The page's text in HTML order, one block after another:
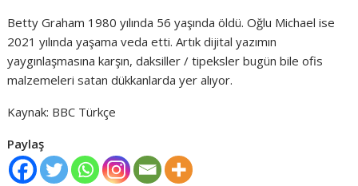
Betty Graham 1980 yılında 56 yaşında öldü. Oğlu Michael ise
2021 yılında yaşama veda etti. Artık dijital yazımın
yaygınlaşmasına karşın, daksiller / tipeksler bugün bile ofis
malzemeleri satan dükkanlarda yer alıyor.
Kaynak: BBC Türkçe
Paylaş